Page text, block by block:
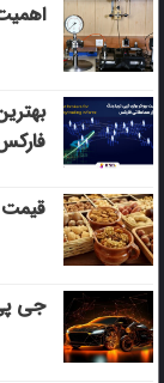
فارکس
قیمت
جی